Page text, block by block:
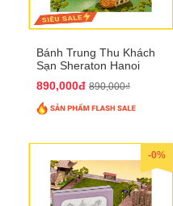
Bánh Trung Thu Khách
Sạn Sheraton Hanoi
890,000đ 890,000₫
-0%